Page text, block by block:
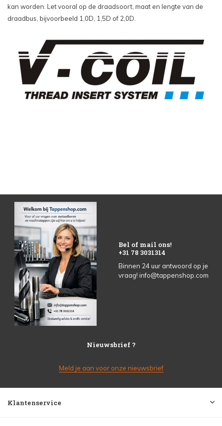
kan worden. Let vooral op de draadsoort, maat en lengte van de
draadbus, bijvoorbeeld 1,0D, 1,5D of 2,0D.
Bel of mail ons!
+31 78 3031314
Binnen 24 uur antwoord op je
vraag! info@tappenshop.com
Nieuwsbrief ?
Meld je aan voor onze nieuwsbrief
Klantenservice